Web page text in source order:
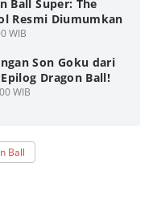
Ball Super: The
Resmi Diumumkan
WIB
Son Goku dari
Dragon Ball!
WIB
Ball